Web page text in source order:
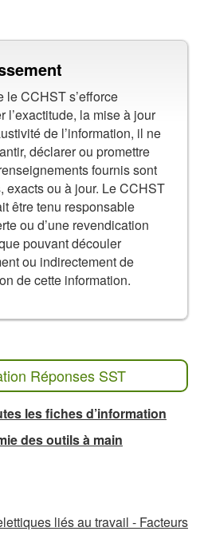
le CCHST s’efforce
l’exactitude, la mise à jour
de l’information, il ne
déclarer ou promettre
fournis sont
exacts ou à jour. Le CCHST
être tenu responsable
ou d’une revendication
pouvant découler
ou indirectement de
de cette information.
Réponses SST
les fiches d’information
des outils à main
liés au travail - Facteurs